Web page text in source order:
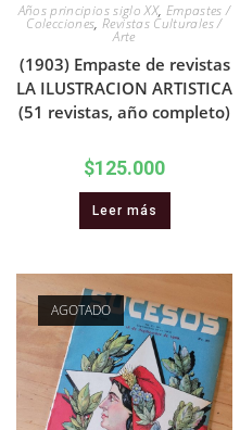
Años principios siglo XX, Empastes /
Colecciones,Revistas Culturales /
Arte
(1903) Empaste de revistas
LA ILUSTRACION ARTISTICA
(51 revistas, año completo)
$125.000
Leer más
AGOTADO